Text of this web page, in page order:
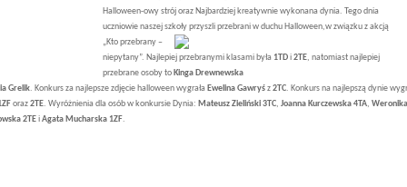
Halloween-owy strój oraz Najbardziej kreatywnie wykonana dynia. Tego dnia
uczniowie naszej szkoły przyszli przebrani w duchu Halloween,w związku z akcją
„Kto przebrany –
niepytany”. Najlepiej przebranymi klasami była 1TDi2TE, natomiast najlepiej
przebrane osoby to Kinga Drewnewska
Grelik. Konkurs za najlepsze zdjęcie halloween wygrała Ewelina Gawryśz2TC. Konkurs na najlepszą dynie
oraz2TE. Wyróżnienia dla osób w konkursie Dynia: Mateusz Zieliński 3TC, Joanna Kurczewska 4TA, Weronika
2TEiAgata Mucharska 1ZF.